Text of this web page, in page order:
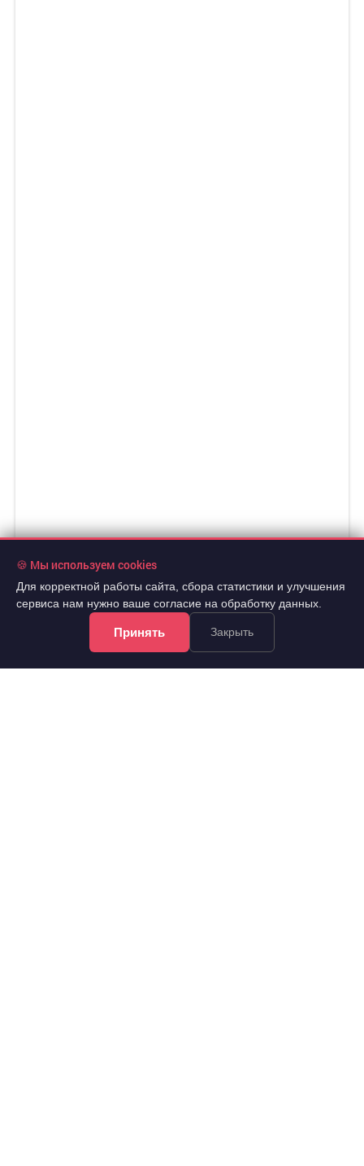
🍪 Мы используем cookies
Для корректной работы сайта, сбора статистики и улучшения
сервиса нам нужно ваше согласие на обработку данных.
Принять Закрыть